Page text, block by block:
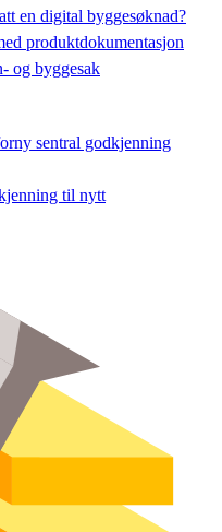
en digital byggesøknad?
produktdokumentasjon
og byggesak
sentral godkjenning
til nytt